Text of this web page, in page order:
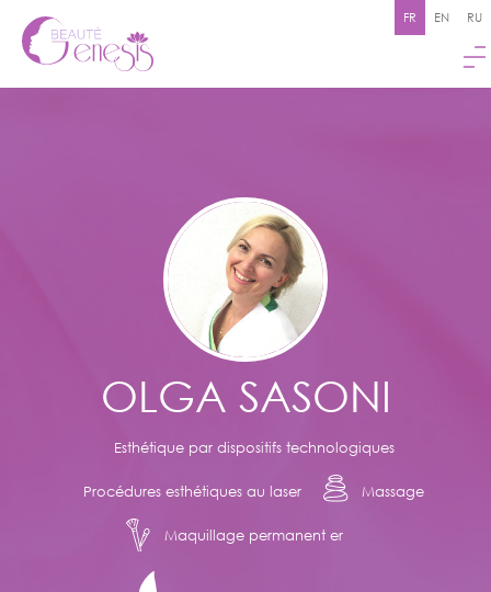
FR EN RU
OLGA SASONI
Esthétique par dispositifs technologiques
Procédures esthétiques au laser Massage
Maquillage permanent er